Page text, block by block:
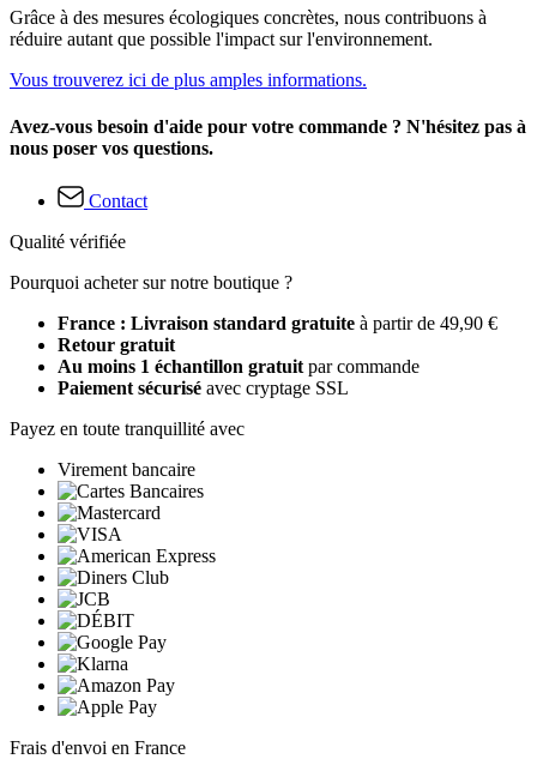
Grâce à des mesures écologiques concrètes, nous contribuons à
réduire autant que possible l'impact sur l'environnement.
Vous trouverez ici de plus amples informations.
Avez-vous besoin d'aide pour votre commande ? N'hésitez pas à
nous poser vos questions.
Contact
Qualité vérifiée
Pourquoi acheter sur notre boutique ?
France : Livraison standard gratuite à partir de 49,90 €
Retour gratuit
Au moins 1 échantillon gratuit par commande
Paiement sécurisé avec cryptage SSL
Payez en toute tranquillité avec
Virement bancaire
Frais d'envoi en France